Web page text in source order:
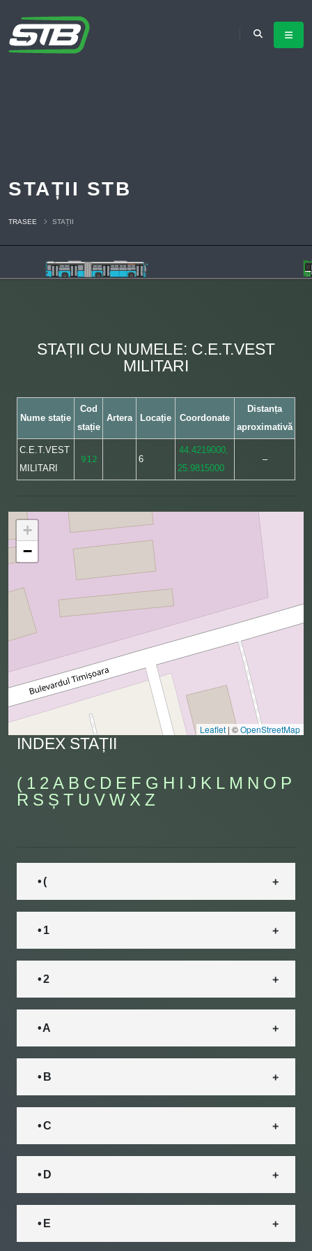
STAȚII STB
TRASEE STAȚII
STAȚII CU NUMELE: C.E.T.VEST
MILITARI
Nume stație
Cod
stație
Artera Locație Coordonate
Distanța
aproximativă
C.E.T.VEST
MILITARI
912 6
44.4219000,
25.9815000
–
+
−
Leaflet | ©OpenStreetMap
INDEX STAȚII
( 1 2 A B C D E F G H I J K L M N O P
R S Ș T U V W X Z
• (
• 1
• 2
• A
• B
• C
• D
• E